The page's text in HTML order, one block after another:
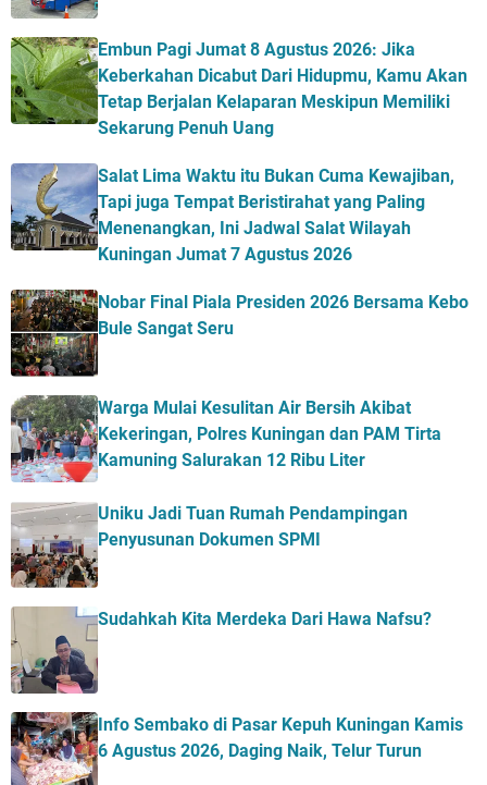
Embun Pagi Jumat 8 Agustus 2026: Jika
Keberkahan Dicabut Dari Hidupmu, Kamu Akan
Tetap Berjalan Kelaparan Meskipun Memiliki
Sekarung Penuh Uang
Salat Lima Waktu itu Bukan Cuma Kewajiban,
Tapi juga Tempat Beristirahat yang Paling
Menenangkan, Ini Jadwal Salat Wilayah
Kuningan Jumat 7 Agustus 2026
Nobar Final Piala Presiden 2026 Bersama Kebo
Bule Sangat Seru
Warga Mulai Kesulitan Air Bersih Akibat
Kekeringan, Polres Kuningan dan PAM Tirta
Kamuning Salurakan 12 Ribu Liter
Uniku Jadi Tuan Rumah Pendampingan
Penyusunan Dokumen SPMI
Sudahkah Kita Merdeka Dari Hawa Nafsu?
Info Sembako di Pasar Kepuh Kuningan Kamis
6 Agustus 2026, Daging Naik, Telur Turun